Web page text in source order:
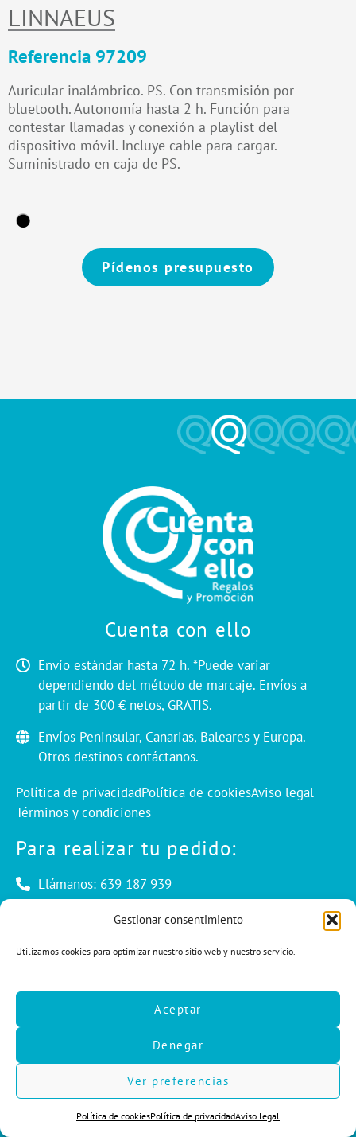
Gestionar consentimiento
Utilizamos cookies para optimizar nuestro sitio web y nuestro servicio.
Aceptar
Denegar
Ver preferencias
Política de cookiesPolítica de privacidadAviso legal
LINNAEUS
Referencia 97209
Auricular inalámbrico. PS. Con transmisión por
bluetooth. Autonomía hasta 2 h. Función para
contestar llamadas y conexión a playlist del
dispositivo móvil. Incluye cable para cargar.
Suministrado en caja de PS.
Pídenos presupuesto
Cuenta con ello
Envío estándar hasta 72 h. *Puede variar
dependiendo del método de marcaje. Envíos a
partir de 300 € netos, GRATIS.
Envíos Peninsular, Canarias, Baleares y Europa.
Otros destinos contáctanos.
Política de privacidadPolítica de cookiesAviso legal
Términos y condiciones
Para realizar tu pedido:
Llámanos: 639 187 939
Envíanos un mail: info@cuentaconello.com
info@cuentaconello.com
a
o
n i
k